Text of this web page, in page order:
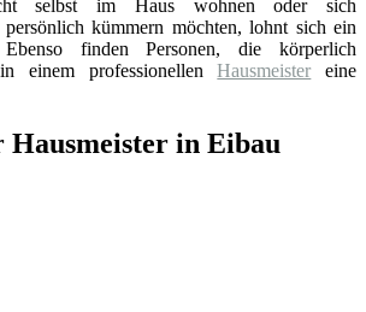
selbst im Haus wohnen oder sich
persönlich kümmern möchten, lohnt sich ein
Ebenso finden Personen, die körperlich
einem professionellenHausmeister eine
Hausmeister in Eibau